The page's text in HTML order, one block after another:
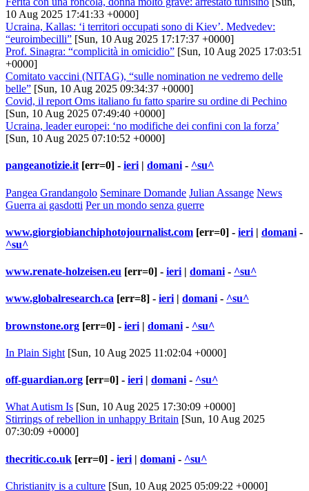
10 Aug 2025 17:41:33 +0000]
Ucraina, Kallas: ‘i territori occupati sono di Kiev’. Medvedev:
“euroimbecilli” [Sun, 10 Aug 2025 17:17:37 +0000]
Prof. Sinagra: “complicità in omicidio” [Sun, 10 Aug 2025 17:03:51
+0000]
Comitato vaccini (NITAG), “sulle nomination ne vedremo delle
belle” [Sun, 10 Aug 2025 09:34:37 +0000]
Covid, il report Oms italiano fu fatto sparire su ordine di Pechino
[Sun, 10 Aug 2025 07:49:40 +0000]
Ucraina, leader europei: ‘no modifiche dei confini con la forza’
[Sun, 10 Aug 2025 07:10:52 +0000]
pangeanotizie.it [err=0] - ieri | domani - ^su^
Pangea Grandangolo Seminare Domande Julian Assange News
Guerra ai gasdotti Per un mondo senza guerre
www.giorgiobianchiphotojournalist.com [err=0] - ieri | domani -
^su^
www.renate-holzeisen.eu [err=0] - ieri | domani - ^su^
www.globalresearch.ca [err=8] - ieri | domani - ^su^
brownstone.org [err=0] - ieri | domani - ^su^
In Plain Sight [Sun, 10 Aug 2025 11:02:04 +0000]
off-guardian.org [err=0] - ieri | domani - ^su^
What Autism Is [Sun, 10 Aug 2025 17:30:09 +0000]
Stirrings of rebellion in unhappy Britain [Sun, 10 Aug 2025
07:30:09 +0000]
thecritic.co.uk [err=0] - ieri | domani - ^su^
Christianity is a culture [Sun, 10 Aug 2025 05:09:22 +0000]